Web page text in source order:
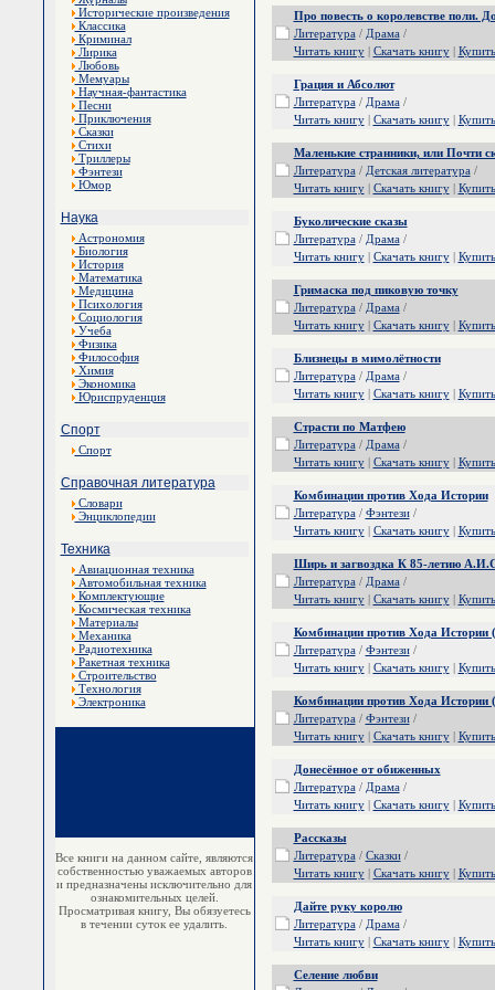
Исторические произведения
Классика
Криминал
Лирика
Любовь
Мемуары
Научная-фантастика
Песни
Приключения
Сказки
Стихи
Триллеры
Фэнтези
Юмор
Наука
Астрономия
Биология
История
Математика
Медицина
Психология
Социология
Учеба
Физика
Философия
Химия
Экономика
Юриспруденция
Спорт
Спорт
Справочная литература
Словари
Энциклопедии
Техника
Авиационная техника
Автомобильная техника
Комплектующие
Космическая техника
Материалы
Механика
Радиотехника
Ракетная техника
Строительство
Технология
Электроника
Все книги на данном сайте, являются
собственностью уважаемых авторов
и предназначены исключительно для
ознакомительных целей.
Просматривая книгу, Вы обязуетесь
в течении суток ее удалить.
Про повесть о королевстве поли.
Литература/ Драма/
Читать книгу| Скачать книгу| Купить
Грация и Абсолют
Литература/ Драма/
Читать книгу| Скачать книгу| Купить
Маленькие странники, или Почти
Литература/ Детская литература/
Читать книгу| Скачать книгу| Купить
Буколические сказы
Литература/ Драма/
Читать книгу| Скачать книгу| Купить
Гримаска под пиковую точку
Литература/ Драма/
Читать книгу| Скачать книгу| Купить
Близнецы в мимолётности
Литература/ Драма/
Читать книгу| Скачать книгу| Купить
Страсти по Матфею
Литература/ Драма/
Читать книгу| Скачать книгу| Купить
Комбинации против Хода Истории
Литература/ Фэнтези/
Читать книгу| Скачать книгу| Купить
Ширь и загвоздка К 85-летию
Литература/ Драма/
Читать книгу| Скачать книгу| Купить
Комбинации против Хода Истории
Литература/ Фэнтези/
Читать книгу| Скачать книгу| Купить
Комбинации против Хода Истории
Литература/ Фэнтези/
Читать книгу| Скачать книгу| Купить
Донесённое от обиженных
Литература/ Драма/
Читать книгу| Скачать книгу| Купить
Рассказы
Литература/ Сказки/
Читать книгу| Скачать книгу| Купить
Дайте руку королю
Литература/ Драма/
Читать книгу| Скачать книгу| Купить
Селение любви